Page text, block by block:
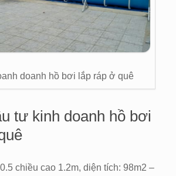
doanh hồ bơi lắp ráp ở quê
tư kinh doanh hồ bơi
chiều cao 1.2m, diện tích: 98m2 –